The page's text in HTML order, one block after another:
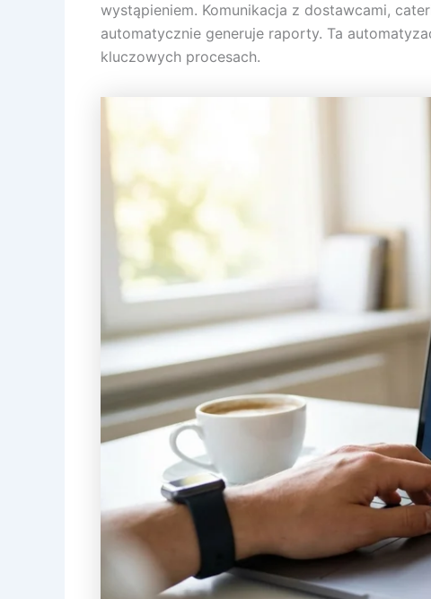
wystąpieniem. Komunikacja z dostawcami,
automatycznie generuje raporty. Ta
kluczowych procesach.